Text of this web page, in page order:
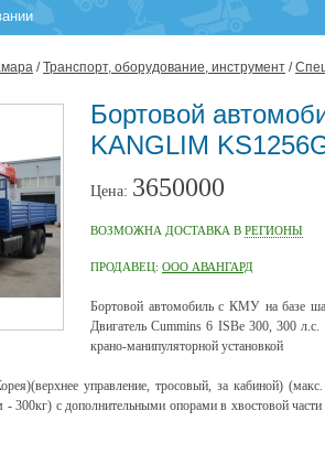
/Транспорт, оборудование, инструмент /
Бортовой
KANGLIM
Цена: 3650000
ВОЗМОЖНА ДОСТАВКА В РЕГИОНЫ
ПРОДАВЕЦ: ООО АВАНГАРД
Бортовой автомобиль с КМУ на базе
Двигатель Cummins 6 ISBe 300, 300
крано-манипуляторной установкой
управление, тросовый, за кабиной)
300кг) с дополнительными опорами в хвостовой